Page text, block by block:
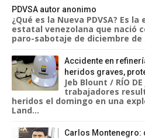
PDVSA autor anonimo
¿Qué es la Nueva PDVSA? Es
estatal venezolana que nació
paro-sabotaje de diciembre de
Accidente en
heridos graves,
Jeb Blount / RÍO
trabajadores
heridos el domingo en una
Land...
Carlos